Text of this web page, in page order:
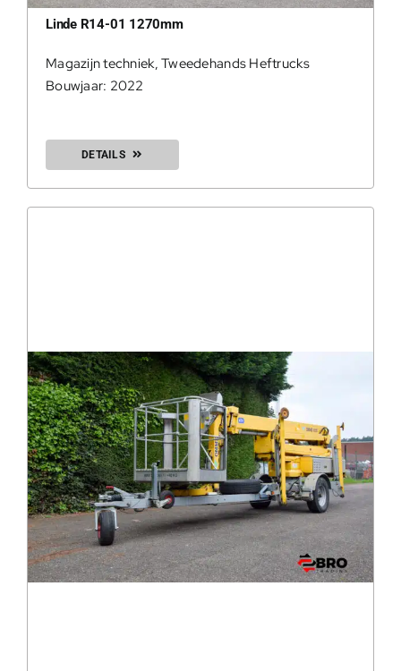
Linde R14-01 1270mm
Magazijn techniek,Tweedehands Heftrucks
Bouwjaar: 2022
DETAILS